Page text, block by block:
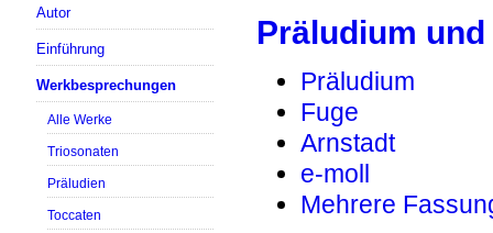
Autor
Einführung
Werkbesprechungen
Alle Werke
Triosonaten
Präludien
Toccaten
Präludium und
Präludium
Fuge
Arnstadt
e-moll
Mehrere